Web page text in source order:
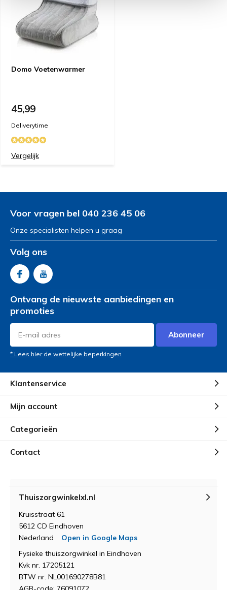
Domo Voetenwarmer
45,99
Deliverytime
Vergelijk
Voor vragen bel 040 236 45 06
Onze specialisten helpen u graag
Volg ons
Ontvang de nieuwste aanbiedingen en
promoties
Abonneer
* Lees hier de wettelijke beperkingen
Klantenservice
Mijn account
Categorieën
Contact
Thuiszorgwinkelxl.nl
Kruisstraat 61
5612 CD Eindhoven
Nederland
Open in Google Maps
Fysieke thuiszorgwinkel in Eindhoven
Kvk nr. 17205121
BTW nr. NL001690278B81